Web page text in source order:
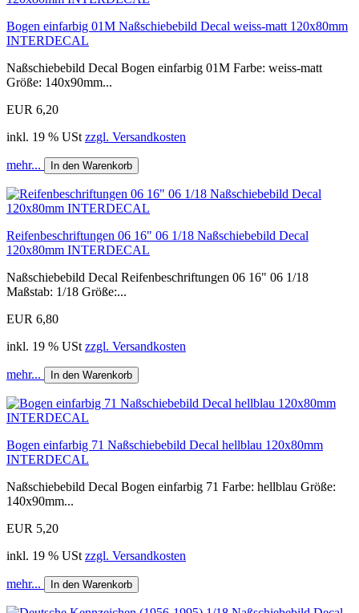
Bogen einfarbig 01M Naßschiebebild Decal weiss-matt 120x80mm
INTERDECAL
Naßschiebebild Decal Bogen einfarbig 01M Farbe: weiss-matt
Größe: 140x90mm...
EUR 6,20
inkl. 19 % USt zzgl. Versandkosten
mehr... In den Warenkorb
Reifenbeschriftungen 06 16" 06 1/18 Naßschiebebild Decal
120x80mm INTERDECAL
Naßschiebebild Decal Reifenbeschriftungen 06 16" 06 1/18
Maßstab: 1/18 Größe:...
EUR 6,80
inkl. 19 % USt zzgl. Versandkosten
mehr... In den Warenkorb
Bogen einfarbig 71 Naßschiebebild Decal hellblau 120x80mm
INTERDECAL
Naßschiebebild Decal Bogen einfarbig 71 Farbe: hellblau Größe:
140x90mm...
EUR 5,20
inkl. 19 % USt zzgl. Versandkosten
mehr... In den Warenkorb